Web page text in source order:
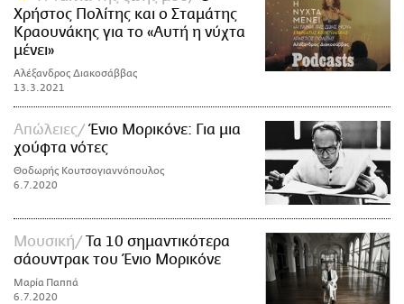
LIFO SHOP
NEWSLETTER
ΜΙΚΡΟΠΡΑΓΜΑΤΑ
THE GOOD LIFO
LIFOLAND
CITY GUIDE
ΑΜΠΑ
PRINT
Χρήστος Πολίτης και ο Σταμάτης
Κραουνάκης για το «Αυτή η νύχτα
μένει»
Αλέξανδρος Διακοσάββας
13.3.2021
Απώλειες
Ένιο Μορικόνε: Για μια
χούφτα νότες
Θοδωρής Κουτσογιαννόπουλος
6.7.2020
Μουσική
Τα 10 σημαντικότερα
σάουντρακ του Ένιο Μορικόνε
Μαρία Παππά
6.7.2020